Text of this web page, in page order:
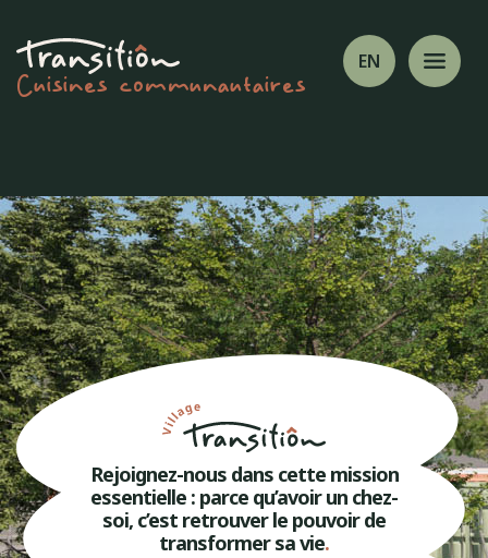
EN
Cuisines communautaires
Rejoignez-nous dans cette mission
essentielle : parce qu’avoir un chez-
soi, c’est retrouver le pouvoir de
transformer sa vie.